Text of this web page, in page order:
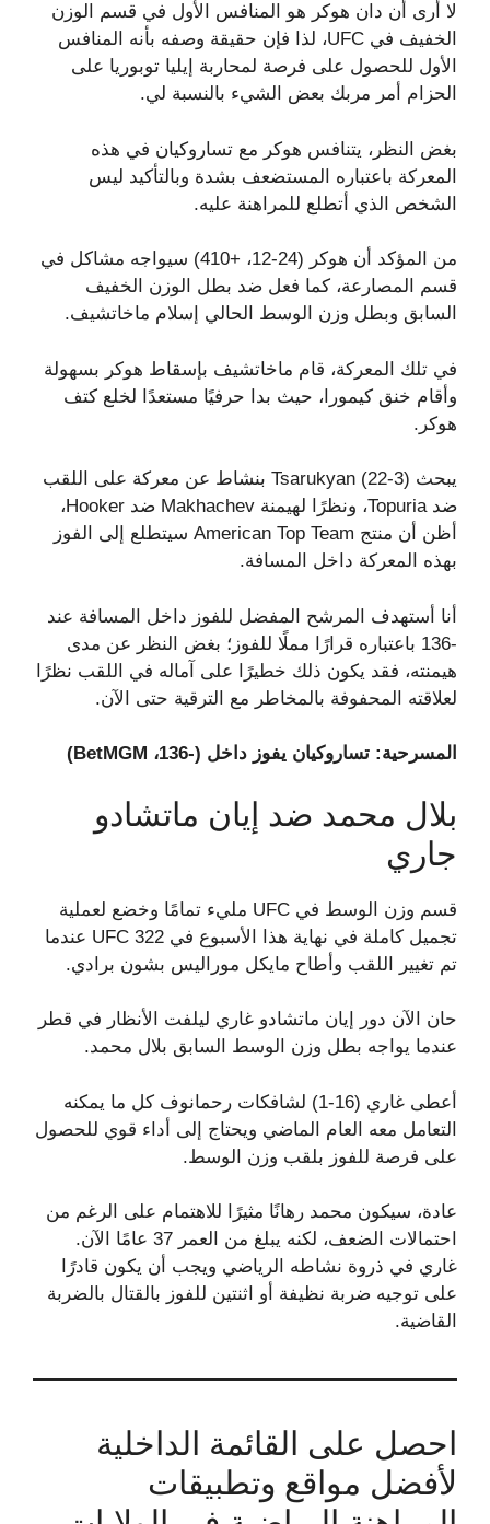
لا أرى أن دان هوكر هو المنافس الأول في قسم الوزن
الخفيف في UFC، لذا فإن حقيقة وصفه بأنه المنافس
الأول للحصول على فرصة لمحاربة إيليا توبوريا على
الحزام أمر مربك بعض الشيء بالنسبة لي.
بغض النظر، يتنافس هوكر مع تساروكيان في هذه
المعركة باعتباره المستضعف بشدة وبالتأكيد ليس
الشخص الذي أتطلع للمراهنة عليه.
من المؤكد أن هوكر (24-12، +410) سيواجه مشاكل في
قسم المصارعة، كما فعل ضد بطل الوزن الخفيف
السابق وبطل وزن الوسط الحالي إسلام ماخاتشيف.
في تلك المعركة، قام ماخاتشيف بإسقاط هوكر بسهولة
وأقام خنق كيمورا، حيث بدا حرفيًا مستعدًا لخلع كتف
هوكر.
يبحث Tsarukyan (22-3) بنشاط عن معركة على اللقب
ضد Topuria، ونظرًا لهيمنة Makhachev ضد Hooker،
أظن أن منتج American Top Team سيتطلع إلى الفوز
بهذه المعركة داخل المسافة.
أنا أستهدف المرشح المفضل للفوز داخل المسافة عند
-136 باعتباره قرارًا مملًا للفوز؛ بغض النظر عن مدى
هيمنته، فقد يكون ذلك خطيرًا على آماله في اللقب نظرًا
لعلاقته المحفوفة بالمخاطر مع الترقية حتى الآن.
المسرحية: تساروكيان يفوز داخل (-136، BetMGM)
بلال محمد ضد إيان ماتشادو
جاري
قسم وزن الوسط في UFC مليء تمامًا وخضع لعملية
تجميل كاملة في نهاية هذا الأسبوع في UFC 322 عندما
تم تغيير اللقب وأطاح مايكل موراليس بشون برادي.
حان الآن دور إيان ماتشادو غاري ليلفت الأنظار في قطر
عندما يواجه بطل وزن الوسط السابق بلال محمد.
أعطى غاري (16-1) لشافكات رحمانوف كل ما يمكنه
التعامل معه العام الماضي ويحتاج إلى أداء قوي للحصول
على فرصة للفوز بلقب وزن الوسط.
عادة، سيكون محمد رهانًا مثيرًا للاهتمام على الرغم من
احتمالات الضعف، لكنه يبلغ من العمر 37 عامًا الآن.
غاري في ذروة نشاطه الرياضي ويجب أن يكون قادرًا
على توجيه ضربة نظيفة أو اثنتين للفوز بالقتال بالضربة
القاضية.
احصل على القائمة الداخلية
لأفضل مواقع وتطبيقات